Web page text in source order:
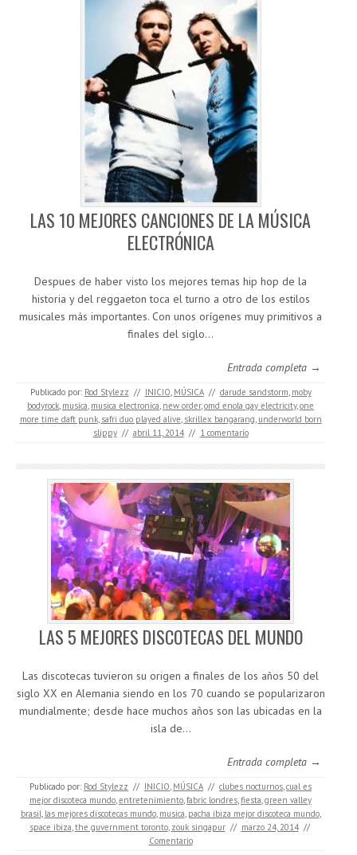
LAS 10 MEJORES CANCIONES DE LA MÚSICA
ELECTRÓNICA
Despues de haber visto los mejores temas hip hop de la
historia y del reggaeton toca el turno a otro de los estilos
musicales más importantes. Con unos orígenes muy primitivos a
finales del siglo…
Entrada completa →
Publicado por: Rod Stylezz // INICIO, MÚSICA // darude sandstorm, moby
bodyrock, musica, musica electronica, new order,omd enola gay electricity,one
more time daft punk, safri duo played alive, skrillex bangarang, underworld born
slippy // abril 11, 2014 // 1 comentario
LAS 5 MEJORES DISCOTECAS DEL MUNDO
Las discotecas tuvieron su origen a finales de los años 50 del
siglo XX en Alemania siendo en los 70 cuando se popularizaron
mundialmente; desde hace muchos años son las ubicadas en la
isla de…
Entrada completa →
Publicado por: Rod Stylezz // INICIO, MÚSICA // clubes nocturnos,cual es
mejor discoteca mundo,entretenimiento,fabric londres,fiesta,green valley
brasil, las mejores discotecas mundo, musica, pacha ibiza mejor discoteca mundo,
space ibiza,the guvernment toronto, zouk singapur // marzo 24, 2014 //
Comentario